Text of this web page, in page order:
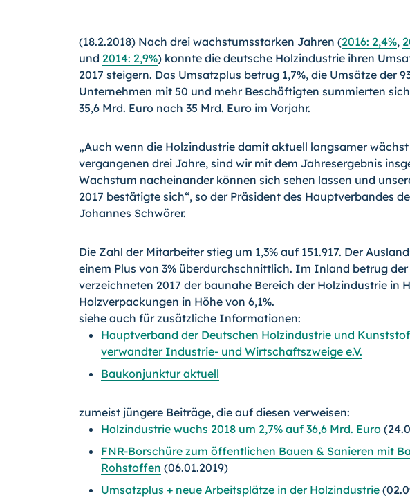
(18.2.2018) Nach drei wachstumsstarken Jahren (2016: 2,4%,
und 2014: 2,9%) konnte die deutsche Holzindustrie ihren
2017 steigern. Das Umsatzplus betrug 1,7%, die Umsätze der
Unternehmen mit 50 und mehr Beschäftigten summierten
35,6 Mrd. Euro nach 35 Mrd. Euro im Vorjahr.
„Auch wenn die Holzindustrie damit aktuell langsamer
vergangenen drei Jahre, sind wir mit dem Jahresergebnis
Wachstum nacheinander können sich sehen lassen und
2017 bestätigte sich“, so der Präsident des Hauptverbandes
Johannes Schwörer.
Die Zahl der Mitarbeiter stieg um 1,3% auf 151.917. Der
einem Plus von 3% überdurchschnittlich. Im Inland betrug der
verzeichneten 2017 der baunahe Bereich der Holzindustrie in
Holzverpackungen in Höhe von 6,1%.
siehe auch für zusätzliche Informationen:
Hauptverband der Deutschen Holzindustrie und
verwandter Industrie- und Wirtschaftszweige e.V.
Baukonjunktur aktuell
zumeist jüngere Beiträge, die auf diesen verweisen:
Holzindustrie wuchs 2018 um 2,7% auf 36,6 Mrd. Euro
FNR-Borschüre zum öffentlichen Bauen & Sanieren mit
Rohstoffen (06.01.2019)
Umsatzplus + neue Arbeitsplätze in der Holzindustrie